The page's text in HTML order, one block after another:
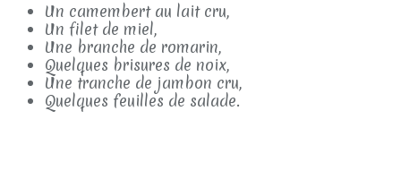
Un camembert au lait cru,
Un filet de miel,
Une branche de romarin,
Quelques brisures de noix,
Une tranche de jambon cru,
Quelques feuilles de salade.